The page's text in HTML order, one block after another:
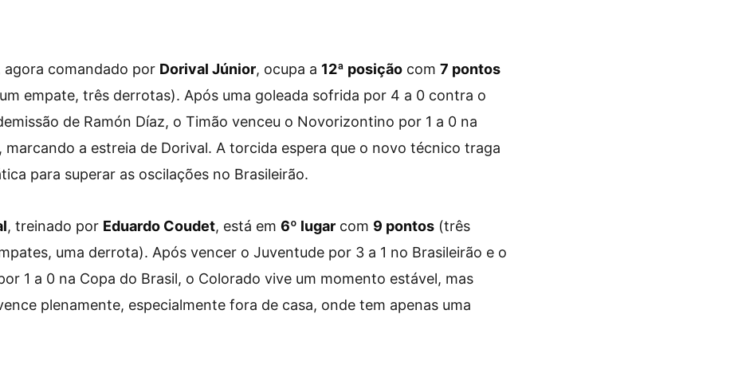
agora comandado por Dorival Júnior, ocupa a 12ª posição com 7 pontos
empate, três derrotas). Após uma goleada sofrida por 4 a 0 contra o
de Ramón Díaz, o Timão venceu o Novorizontino por 1 a 0 na
marcando a estreia de Dorival. A torcida espera que o novo técnico traga
para superar as oscilações no Brasileirão.
, treinado por Eduardo Coudet, está em 6º lugar com 9 pontos (três
uma derrota). Após vencer o Juventude por 3 a 1 no Brasileirão e o
1 a 0 na Copa do Brasil, o Colorado vive um momento estável, mas
plenamente, especialmente fora de casa, onde tem apenas uma